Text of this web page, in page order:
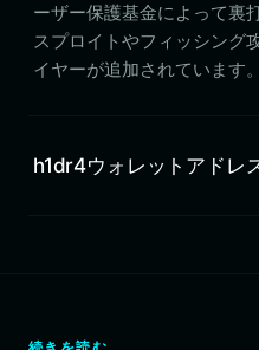
ーザー保護基金によって裏
スプロイトやフィッシング
イヤーが追加されています。
h1dr4ウォレットアドレ